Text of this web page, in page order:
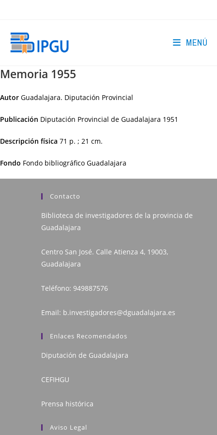
MENÚ
Memoria 1955
Autor Guadalajara. Diputación Provincial
Publicación Diputación Provincial de Guadalajara 1951
Descripción física 71 p. ; 21 cm.
Fondo Fondo bibliográfico Guadalajara
Contacto
Biblioteca de investigadores de la provincia de
Guadalajara
Centro San José. Calle Atienza 4, 19003,
Guadalajara
Teléfono: 949887576
Email: b.investigadores@dguadalajara.es
Enlaces Recomendados
Diputación de Guadalajara
CEFIHGU
Prensa histórica
Aviso Legal